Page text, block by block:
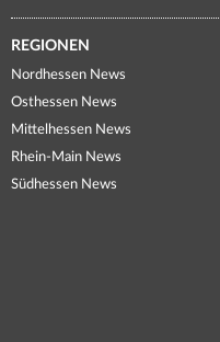
REGIONEN
Nordhessen News
Osthessen News
Mittelhessen News
Rhein-Main News
Südhessen News